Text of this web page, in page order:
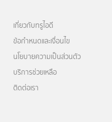
เกี่ยวกับทรูไอดี
ข้อกำหนดและเงื่อนไข
นโยบายความเป็นส่วนตัว
บริการช่วยเหลือ
ติดต่อเรา